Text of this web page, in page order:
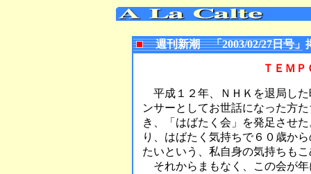
週刊新潮 「2003/02/27日号」
ＴＥＭ
平成１２年、ＮＨＫを退局し
ンサーとしてお世話になった方
き、「はばたく会」を発足させ
り、はばたく気持ちで６０歳か
たいという、私自身の気持ちも
それからまもなく、この会が